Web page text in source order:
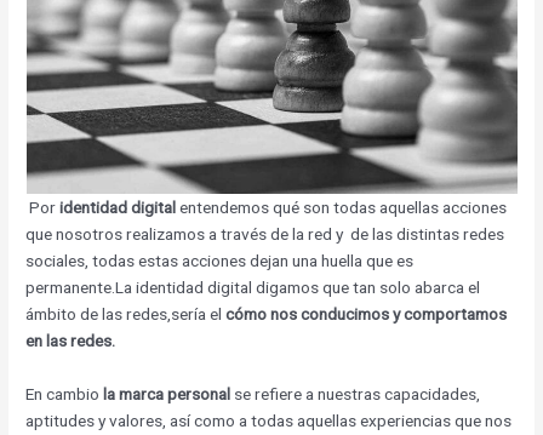
Poridentidad digitalentendemos qué son todas aquellas acciones
que nosotros realizamos a través de la red y de las distintas redes
sociales, todas estas acciones dejan una huella que es
permanente.La identidad digital digamos que tan solo abarca el
ámbito de las redes,sería el cómo nos conducimos y comportamos
en las redes.
En cambio la marca personal se refiere a nuestras capacidades,
aptitudes y valores, así como a todas aquellas experiencias que nos